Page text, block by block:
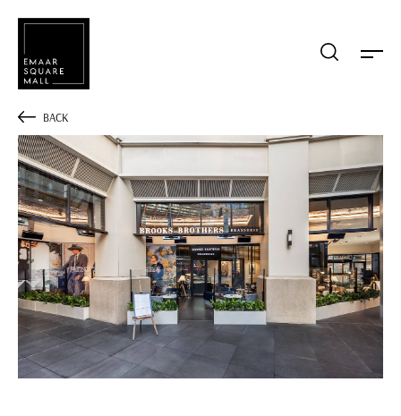
BACK
Mağaza, restaurant, etkinlik arama
POPÜLER ARAMALAR
Alışveriş Lezzet Eğlence
Kampanyalar Etkinlik